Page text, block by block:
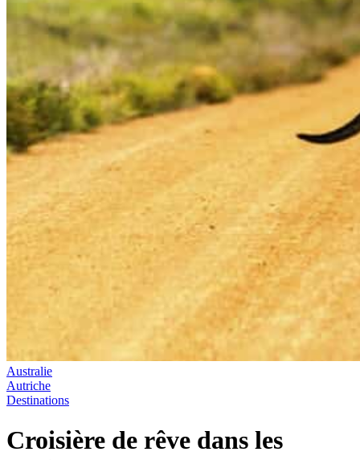
Australie
Autriche
Destinations
Croisière de rêve dans les